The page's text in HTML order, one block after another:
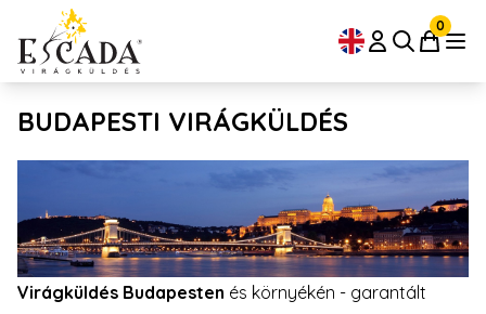
0
BUDAPESTI VIRÁGKÜLDÉS
Virágküldés Budapesten és környékén - garantált